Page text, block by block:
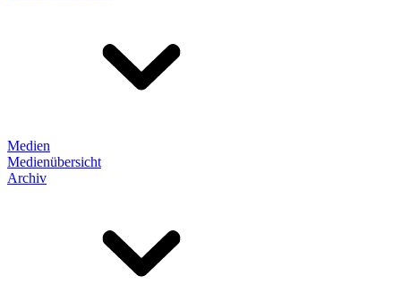
Medien
Medienübersicht
Archiv